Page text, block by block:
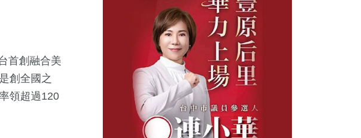
首創融合美
創全國之
領超過120